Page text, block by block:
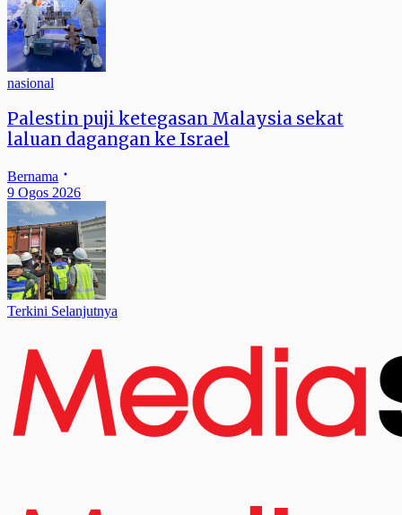
nasional
Palestin puji ketegasan Malaysia sekat
laluan dagangan ke Israel
Bernama
9 Ogos 2026
Terkini Selanjutnya